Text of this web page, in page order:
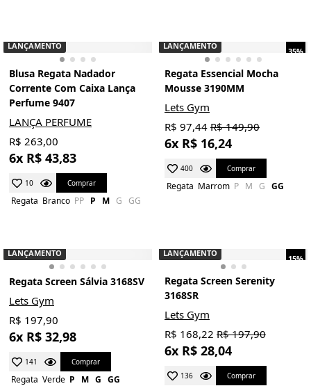
LANÇAMENTO
Blusa Regata Nadador
Corrente Com Caixa Lança
Perfume 9407
LANÇA PERFUME
R$ 263,00
6x R$ 43,83
10 Comprar
Regata Branco PP P M G GG
35%
LANÇAMENTO
Regata Essencial Mocha
Mousse 3190MM
Lets Gym
R$ 97,44 R$ 149,90
6x R$ 16,24
400 Comprar
Regata Marrom P M G GG
LANÇAMENTO
Regata Screen Sálvia 3168SV
Lets Gym
R$ 197,90
6x R$ 32,98
141 Comprar
Regata Verde P M G GG
15%
LANÇAMENTO
Regata Screen Serenity
3168SR
Lets Gym
R$ 168,22 R$ 197,90
6x R$ 28,04
136 Comprar